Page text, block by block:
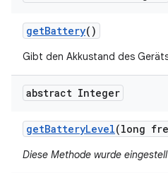
getBattery()
Gibt den Akkustand des
abstract Integer
getBatteryLevel(long
Diese Methode wurde